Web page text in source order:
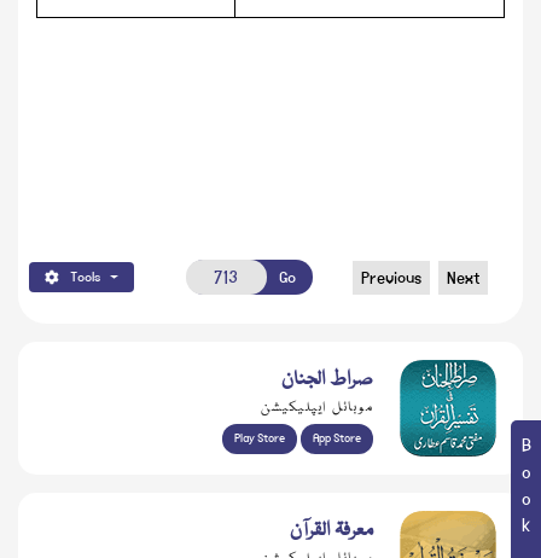
Tools Go Previous Next
صراط الجنان
موبائل ایپلیکیشن
Play Store App Store
معرفۃ القرآن